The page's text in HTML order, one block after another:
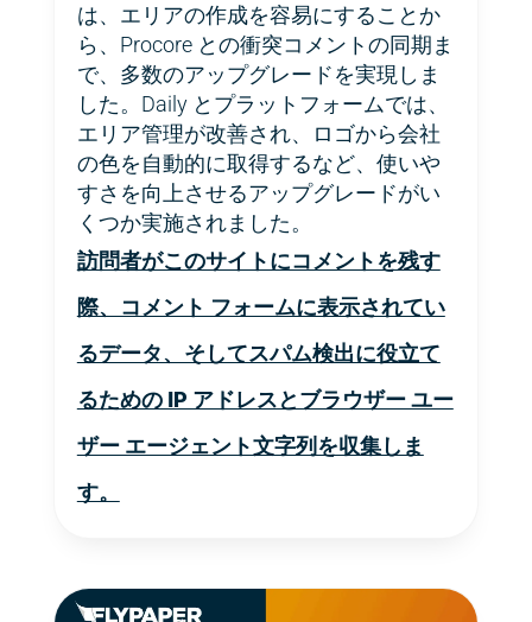
は、エリアの作成を容易にすることか
ら、Procore との衝突コメントの同期ま
で、多数のアップグレードを実現しま
した。Daily とプラットフォームでは、
エリア管理が改善され、ロゴから会社
の色を自動的に取得するなど、使いや
すさを向上させるアップグレードがい
くつか実施されました。
訪問者がこのサイトにコメントを残す
際、コメント フォームに表示されてい
るデータ、そしてスパム検出に役立て
るための IP アドレスとブラウザー ユー
ザー エージェント文字列を収集しま
す。